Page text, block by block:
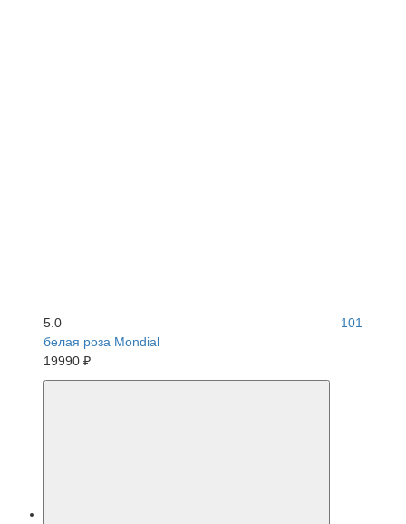
5.0
101
белая роза Mondial
19990 ₽